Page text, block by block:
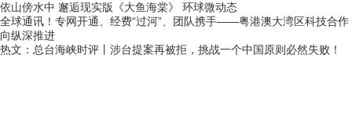
依山傍水中 邂逅现实版《大鱼海棠》 环球微动态
全球通讯！专网开通、经费“过河”、团队携手——粤港澳大湾区科技合作
向纵深推进
热文：总台海峡时评丨涉台提案再被拒，挑战一个中国原则必然失败！